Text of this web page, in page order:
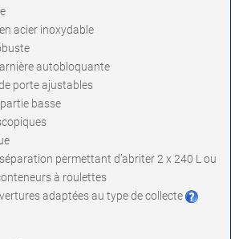
acier inoxydable
autobloquante
porte ajustables
basse
permettant d’abriter 2 x 240 L ou
à roulettes
adaptées au type de collecte